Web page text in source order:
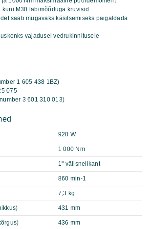
kuni M30 läbimõõduga kruvisid
saab mugavaks käsitsemiseks paigaldada
vajadusel vedrukinnitusele
1 605 438 1BZ)
075
3 601 310 013)
920 W
1 000 Nm
1" välisnelikant
860 min-1
7,3 kg
431 mm
436 mm